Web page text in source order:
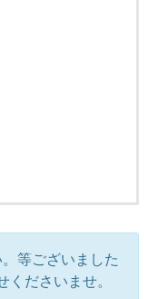
等ございました
くださいませ。